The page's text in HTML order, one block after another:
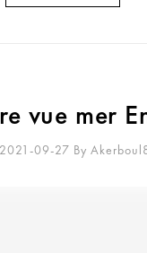
vue mer
09-27 By